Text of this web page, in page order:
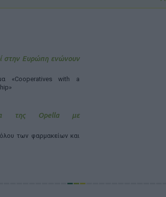
στην Ευρώπη ενώνουν
«Cooperatives with a
της Opella με
των φαρμακείων και